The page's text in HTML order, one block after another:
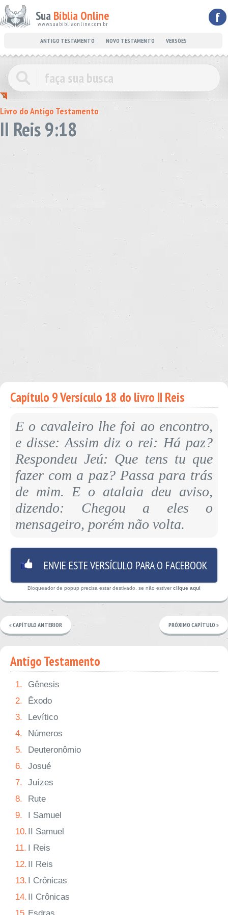
Sua Bíblia Online
www.suabibliaonline.com.br f
ANTIGO TESTAMENTO NOVO TESTAMENTO VERSÕES
Livro do Antigo Testamento
II Reis 9:18
Capítulo 9 Versículo 18 do livro II Reis
E o cavaleiro lhe foi ao encontro,
e disse: Assim diz o rei: Há paz?
Respondeu Jeú: Que tens tu que
fazer com a paz? Passa para trás
de mim. E o atalaia deu aviso,
dizendo: Chegou a eles o
mensageiro, porém não volta.
ENVIE ESTE VERSÍCULO PARA O FACEBOOK
Bloqueador de popup precisa estar destivado, se não estiver clique aqui
« CAPÍTULO ANTERIOR PRÓXIMO CAPÍTULO »
Antigo Testamento
1.
Gênesis
2.
Êxodo
3.
Levítico
4.
Números
5.
Deuteronômio
6.
Josué
7.
Juízes
8.
Rute
9.
I Samuel
10. II Samuel
11. I Reis
12. II Reis
13. I Crônicas
14. II Crônicas